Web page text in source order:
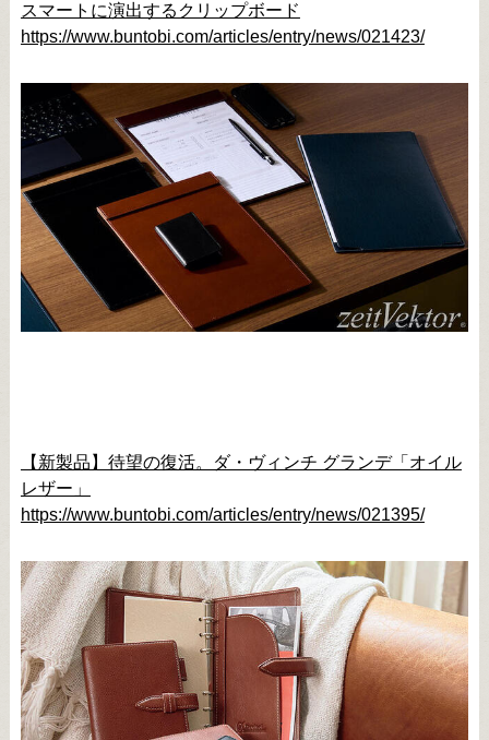
スマートに演出するクリップボード
https://www.buntobi.com/articles/entry/news/021423/
【新製品】待望の復活。ダ・ヴィンチ グランデ「オイル
レザー」
https://www.buntobi.com/articles/entry/news/021395/